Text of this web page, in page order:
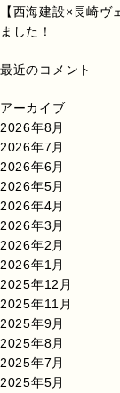
【西海建設×長崎
ました！
最近のコメント
アーカイブ
2026年8月
2026年7月
2026年6月
2026年5月
2026年4月
2026年3月
2026年2月
2026年1月
2025年12月
2025年11月
2025年9月
2025年8月
2025年7月
2025年5月